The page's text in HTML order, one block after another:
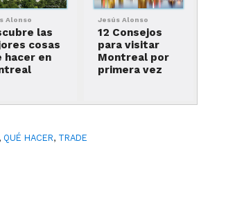
Alonso
las
cosas
hacer en
Jesús Alonso
12 Consejos
para visitar
Montreal por
primera vez
, QUÉ HACER, TRADE